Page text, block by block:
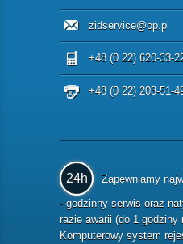
zidservice@op.pl
+48 (0 22) 620-33-
+48 (0 22) 203-51-
24h
Zapewniamy
- godzinny serwis oraz
razie awarii (do 1 godziny
Komputerowy system